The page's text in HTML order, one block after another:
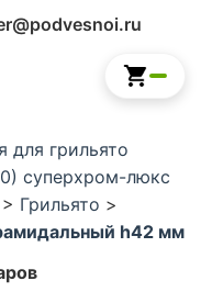
для грильято
суперхром-люкс
> Грильято >
h42 мм